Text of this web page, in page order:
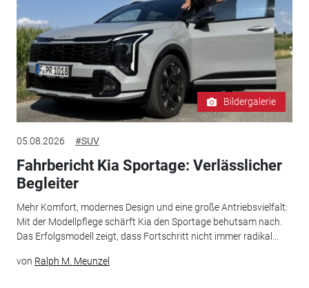
Bildergalerie
05.08.2026 #SUV
Fahrbericht Kia Sportage: Verlässlicher
Begleiter
Mehr Komfort, modernes Design und eine große Antriebsvielfalt:
Mit der Modellpflege schärft Kia den Sportage behutsam nach.
Das Erfolgsmodell zeigt, dass Fortschritt nicht immer radikal...
von Ralph M. Meunzel